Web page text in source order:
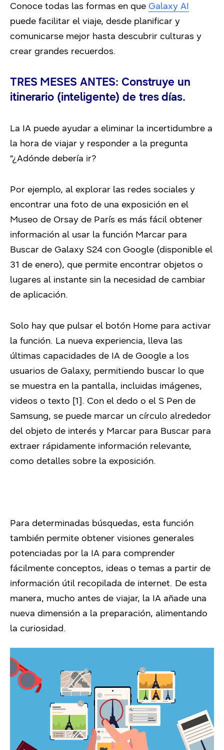
Conoce todas las formas en que Galaxy AI
puede facilitar el viaje, desde planificar y
comunicarse mejor hasta descubrir culturas y
crear grandes recuerdos.
TRES MESES ANTES: Construye un
itinerario (inteligente) de tres días.
La IA puede ayudar a eliminar la incertidumbre a
la hora de viajar y responder a la pregunta
“¿Adónde debería ir?
Por ejemplo, al explorar las redes sociales y
encontrar una foto de una exposición en el
Museo de Orsay de París es más fácil obtener
información al usar la función Marcar para
Buscar de Galaxy S24 con Google (disponible el
31 de enero), que permite encontrar objetos o
lugares al instante sin la necesidad de cambiar
de aplicación.
Solo hay que pulsar el botón Home para activar
la función. La nueva experiencia, lleva las
últimas capacidades de IA de Google a los
usuarios de Galaxy, permitiendo buscar lo que
se muestra en la pantalla, incluidas imágenes,
videos o texto [1]. Con el dedo o el S Pen de
Samsung, se puede marcar un círculo alrededor
del objeto de interés y Marcar para Buscar para
extraer rápidamente información relevante,
como detalles sobre la exposición.
Para determinadas búsquedas, esta función
también permite obtener visiones generales
potenciadas por la IA para comprender
fácilmente conceptos, ideas o temas a partir de
información útil recopilada de internet. De esta
manera, mucho antes de viajar, la IA añade una
nueva dimensión a la preparación, alimentando
la curiosidad.